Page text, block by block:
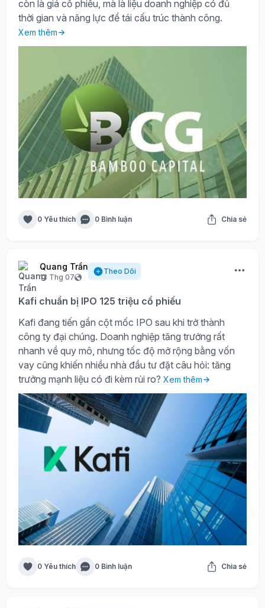
còn là giá cổ phiếu, mà là liệu doanh nghiệp có đủ
thời gian và năng lực để tái cấu trúc thành công.
Xem thêm
0 Yêu thích 0 Bình luận Chia sẻ
Quang Trần
13 Thg 07
Theo Dõi
Kafi chuẩn bị IPO 125 triệu cổ phiếu
Kafi đang tiến gần cột mốc IPO sau khi trở thành
công ty đại chúng. Doanh nghiệp tăng trưởng rất
nhanh về quy mô, nhưng tốc độ mở rộng bằng vốn
vay cũng khiến nhiều nhà đầu tư đặt câu hỏi: tăng
trưởng mạnh liệu có đi kèm rủi ro? Xem thêm
0 Yêu thích 0 Bình luận Chia sẻ